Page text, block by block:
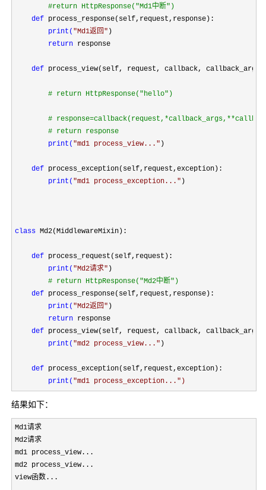
#return HttpResponse("Md1中断")
def process_response(self,request,response):
print( "Md1返回" )
return response
def process_view(self, request, callback, callback_args,
# return HttpResponse("hello")
#
# return response
print( "md1 process_view... " )
def process_exception(self,request,exception) :
print( "md1 process_exception... " )
class Md2(MiddlewareMixin):
def process_request(self,request):
print( "Md2请求" )
# return HttpResponse("Md2中断")
def process_response(self,request,response):
print( "Md2返回" )
return response
def process_view(self, request, callback, callback_args,
print( "md2 process_view... " )
def process_exception(self,request,exception) :
print( "md1 process_exception... ")
结果如下：
Md1请求
Md2请求
md1 process_view...
md2 process_view...
view函数...